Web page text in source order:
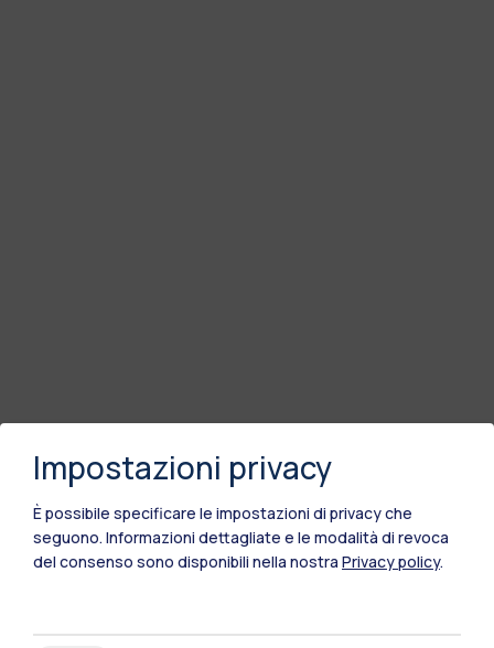
Impostazioni privacy
È possibile specificare le impostazioni di privacy che
seguono. Informazioni dettagliate e le modalità di revoca
del consenso sono disponibili nella nostra Privacy policy.